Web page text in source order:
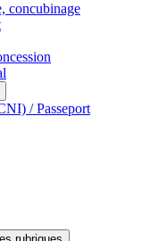
concubinage
/ Passeport